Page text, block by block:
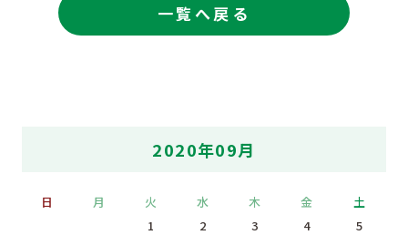
一覧へ戻る
2020年09月
日 月 火 水 木 金 土
1 2 3 4
5